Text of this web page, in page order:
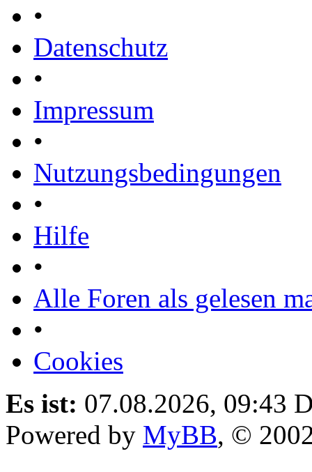
•
Datenschutz
•
Impressum
•
Nutzungsbedingungen
•
Hilfe
•
Alle Foren als gelesen
•
Cookies
Es ist: 07.08.2026, 09:43
Powered by MyBB, ©